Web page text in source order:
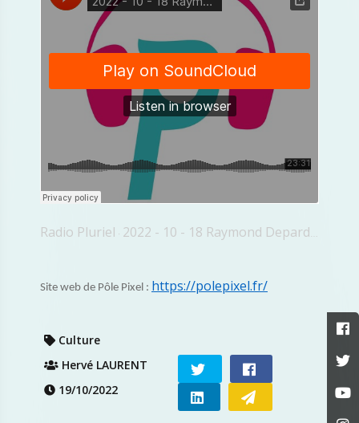
Radio Pluriel · 2022 - 10 - 18 Raymond Depardon
Site web de Pôle Pixel : https://polepixel.fr/
Culture
Hervé LAURENT
19/10/2022